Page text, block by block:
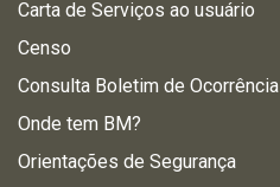
Carta de Serviços ao usuário
Censo
Consulta Boletim de Ocorrência
Onde tem BM?
Orientações de Segurança